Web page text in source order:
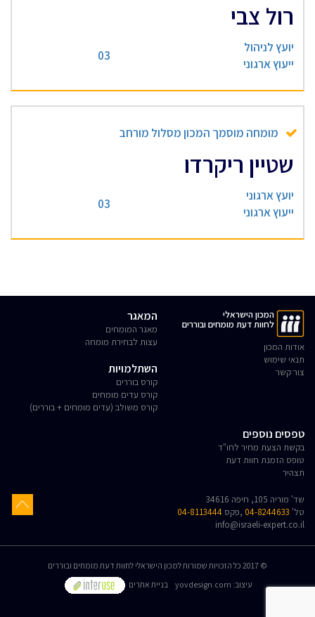
רול צבי
יועץ לניהול
ייעוץ ארגוני
03
מומחה מוסמך המכון מסלול מורחב
שטיין ריקרדו
יועץ ארגוני
ייעוץ ארגוני
03
המכון הישראלי
לחוות דעת מומחים ובוררים
אודות המכון
תנאי שימוש
צור קשר
המאגר
מאגר המומחים
עצות לבחירת מומחה
השתלמויות
קורס בוררים
קורס עדים מומחים
קורס משולב (עדים מומחים + בוררים)
טפסים נוספים
בקשת הצעת מחיר לחו"ד
טופס הזמנת חוות דעת
תצהיר
שד' מוריה 105, חיפה 34616
טל' 04-8244633 ,פקס 04-8113444
info@israeli-expert.co.il
© 2017 כל הזכויות שמורות למכון הישראלי לחוות דעת מומחים ובוררים
בניית אתרים
yovdesign.com :עיצוב